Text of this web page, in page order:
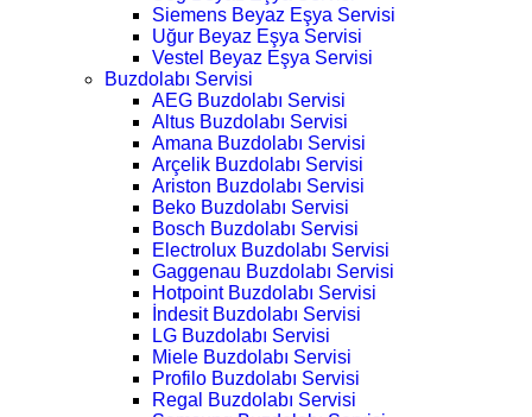
Siemens Beyaz Eşya Servisi
Uğur Beyaz Eşya Servisi
Vestel Beyaz Eşya Servisi
Buzdolabı Servisi
AEG Buzdolabı Servisi
Altus Buzdolabı Servisi
Amana Buzdolabı Servisi
Arçelik Buzdolabı Servisi
Ariston Buzdolabı Servisi
Beko Buzdolabı Servisi
Bosch Buzdolabı Servisi
Electrolux Buzdolabı Servisi
Gaggenau Buzdolabı Servisi
Hotpoint Buzdolabı Servisi
İndesit Buzdolabı Servisi
LG Buzdolabı Servisi
Miele Buzdolabı Servisi
Profilo Buzdolabı Servisi
Regal Buzdolabı Servisi